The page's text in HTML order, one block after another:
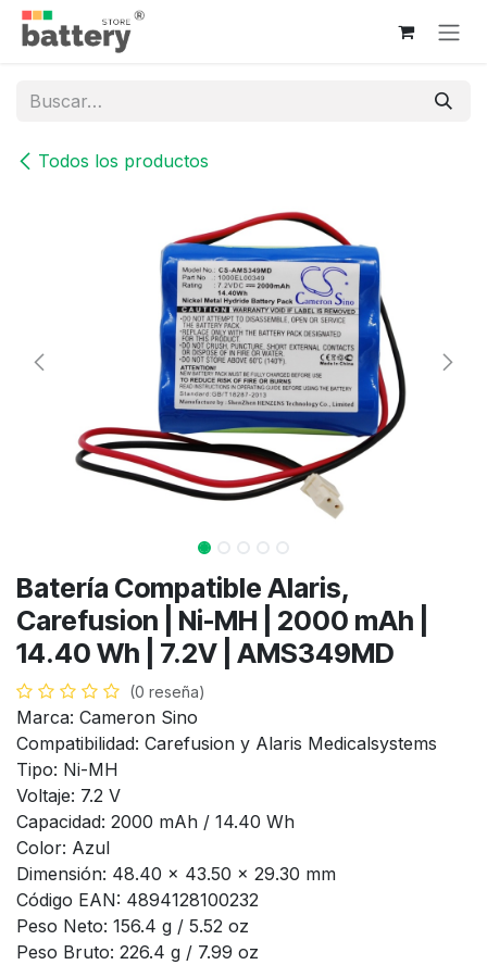
Ir al contenido
Todos los productos
Batería Compatible Alaris,
Carefusion | Ni-MH | 2000 mAh |
14.40 Wh | 7.2V | AMS349MD
(0 reseña)
Marca: Cameron Sino
Compatibilidad: Carefusion y Alaris Medicalsystems
Tipo: Ni-MH
Voltaje: 7.2 V
Capacidad: 2000 mAh / 14.40 Wh
Color: Azul
Dimensión: 48.40 x 43.50 x 29.30 mm
Código EAN: 4894128100232
Peso Neto: 156.4 g / 5.52 oz
Peso Bruto: 226.4 g / 7.99 oz